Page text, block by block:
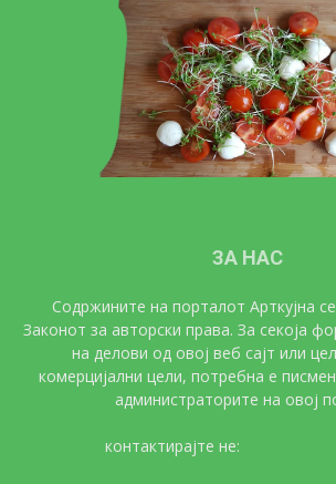
ЗА НАС
Содржините на порталот Арткујна
Законот за авторски права. За секоја
на делови од овој веб сајт или
комерцијални цели, потребна е
администраторите на овој
контактирајте не: